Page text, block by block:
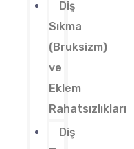
Diş
Sıkma
(Bruksizm)
ve
Eklem
Rahatsızlıkları
Diş